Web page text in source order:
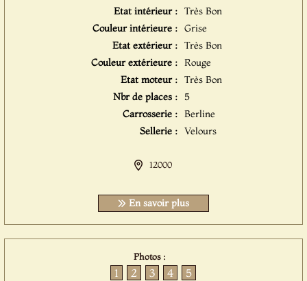
Etat intérieur : Très Bon
Couleur intérieure : Grise
Etat extérieur : Très Bon
Couleur extérieure : Rouge
Etat moteur : Très Bon
Nbr de places : 5
Carrosserie : Berline
Sellerie : Velours
12000
En savoir plus
Photos :
1 2 3 4 5